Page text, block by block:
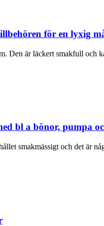
för en lyxig
Den är läckert smakfull och
bl a bönor, pumpa
smakmässigt och det är